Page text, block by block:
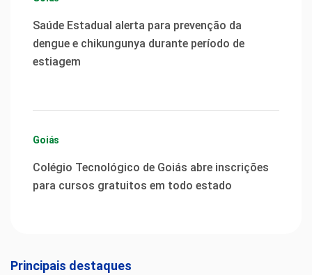
Saúde Estadual alerta para prevenção da
dengue e chikungunya durante período de
estiagem
Goiás
Colégio Tecnológico de Goiás abre inscrições
para cursos gratuitos em todo estado
Principais destaques